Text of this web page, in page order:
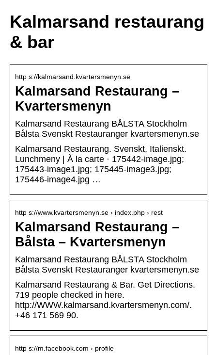
Kalmarsand restaurang
& bar
http s://kalmarsand.kvartersmenyn.se
Kalmarsand Restaurang –
Kvartersmenyn
Kalmarsand Restaurang BÅLSTA Stockholm
Bålsta Svenskt Restauranger kvartersmenyn.se
Kalmarsand Restaurang. Svenskt, Italienskt.
Lunchmeny | À la carte · 175442-image.jpg;
175443-image1.jpg; 175445-image3.jpg;
175446-image4.jpg …
http s://www.kvartersmenyn.se › index.php › rest
Kalmarsand Restaurang –
Bålsta – Kvartersmenyn
Kalmarsand Restaurang BÅLSTA Stockholm
Bålsta Svenskt Restauranger kvartersmenyn.se
Kalmarsand Restaurang & Bar. Get Directions.
719 people checked in here.
http://WWW.kalmarsand.kvartersmenyn.com/.
+46 171 569 90.
http s://m.facebook.com › profile